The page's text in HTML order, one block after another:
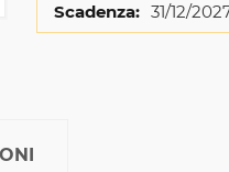
Scadenza: 31/12/